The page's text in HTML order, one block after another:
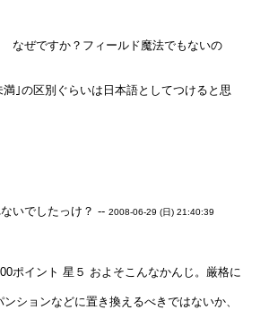
なぜですか？フィールド魔法でもないの
｣の区別ぐらいは日本語としてつけると思
ないでしたっけ？ --2008-06-29 (日) 21:40:39
ポイント 星５ およそこんなかんじ。厳格に
ションなどに置き換えるべきではないか、